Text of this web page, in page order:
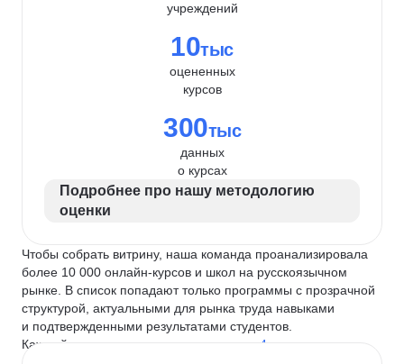
учреждений
10тыс
оцененных
курсов
300тыс
данных
о курсах
Подробнее про нашу методологию
оценки
Чтобы собрать витрину, наша команда проанализировала
более 10 000 онлайн-курсов и школ на русскоязычном
рынке. В список попадают только программы с прозрачной
структурой, актуальными для рынка труда навыками
и подтвержденными результатами студентов.
Каждый курс и школу мы оцениваем по
4 критериям